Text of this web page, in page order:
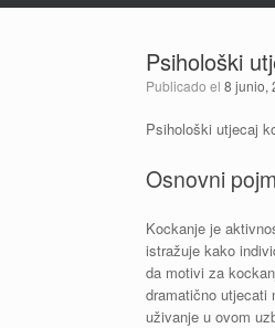
Psihološki
Publicado el 8 junio,
Psihološki utjecaj
Osnovni
Kockanje je
istražuje kako
da motivi za
dramatično utjecati
uživanje u ovom